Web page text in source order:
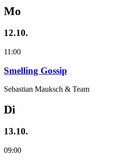
Mo
12.10.
11:00
Smelling Gossip
Sebastian Mauksch & Team
Di
13.10.
09:00